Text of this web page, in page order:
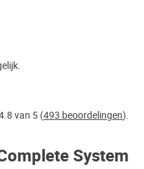
van 5 (493 beoordelingen).
System